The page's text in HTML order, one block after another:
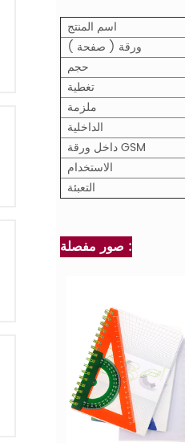
اسم المنتج
ورقة ( صفحة )
حجم
تغطية
ملزمة
الداخلية
داخل ورقة GSM
الاستخدام
التعبئة
صور مفصلة :